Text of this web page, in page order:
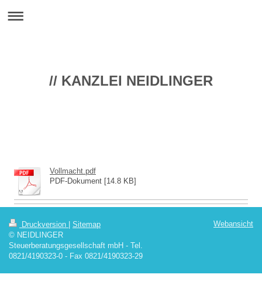
// KANZLEI NEIDLINGER
Vollmacht.pdf
PDF-Dokument [14.8 KB]
Druckversion
Sitemap
© NEIDLINGER
Steuerberatungsgesellschaft mbH - Tel.
0821/4190323-0 - Fax 0821/4190323-29
Webansicht